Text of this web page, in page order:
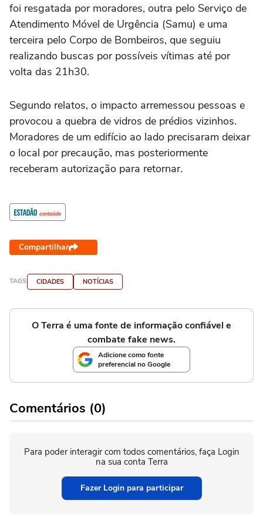
foi resgatada por moradores, outra pelo Serviço de
Atendimento Móvel de Urgência (Samu) e uma
terceira pelo Corpo de Bombeiros, que seguiu
realizando buscas por possíveis vítimas até por
volta das 21h30.
Segundo relatos, o impacto arremessou pessoas e
provocou a quebra de vidros de prédios vizinhos.
Moradores de um edifício ao lado precisaram deixar
o local por precaução, mas posteriormente
receberam autorização para retornar.
Compartilhar
TAGS CIDADES NOTÍCIAS
O Terra é uma fonte de informação confiável e
combate fake news.
Adicione como fonte
preferencial no Google
Comentários (0)
Para poder interagir com todos comentários, faça Login
na sua conta Terra
Fazer Login para participar